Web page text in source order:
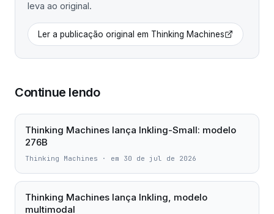
leva ao original.
Ler a publicação original em Thinking Machines
Continue lendo
Thinking Machines lança Inkling-Small: modelo
276B
Thinking Machines · em 30 de jul de 2026
Thinking Machines lança Inkling, modelo
multimodal